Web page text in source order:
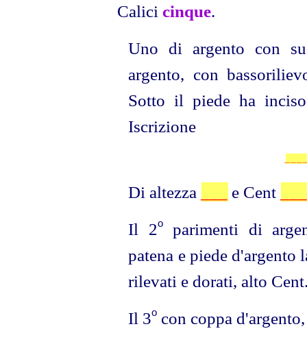
Calicicinque.
Uno di argento con
argento, conbasso
Sotto il piede ha
Iscrizione
Di altezza e Cent
Il 2o
parimenti di
patena e piede
rilevati e dorati, alto
Il 3o con coppa